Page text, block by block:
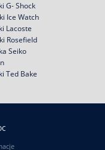
G- Shock
Ice Watch
Lacoste
Rosefield
Seiko
Ted Bake